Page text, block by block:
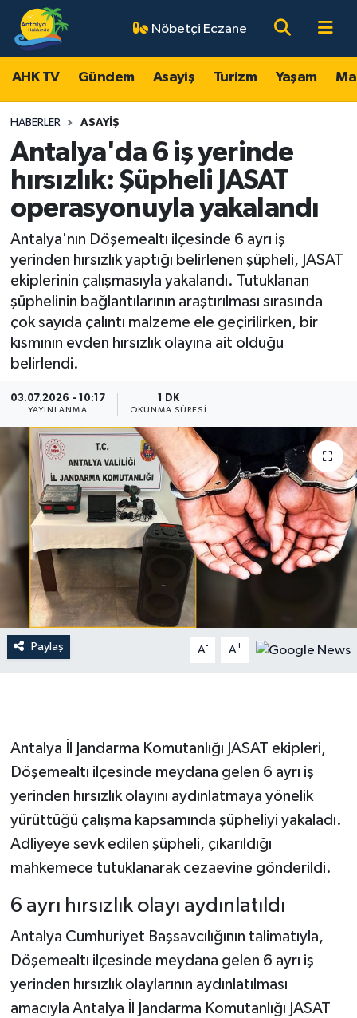
Nöbetçi Eczane
AHK TV Gündem Asayiş Turizm Yaşam
HABERLER ASAYIŞ
Antalya'da 6 iş yerinde
hırsızlık: Şüpheli JASAT
operasyonuyla yakalandı
Antalya'nın Döşemealtı ilçesinde 6 ayrı iş
yerinden hırsızlık yaptığı belirlenen şüpheli, JASAT
ekiplerinin çalışmasıyla yakalandı. Tutuklanan
şüphelinin bağlantılarının araştırılması sırasında
çok sayıda çalıntı malzeme ele geçirilirken, bir
kısmının evden hırsızlık olayına ait olduğu
belirlendi.
03.07.2026 - 10:17
YAYINLANMA
1 DK
OKUNMA SÜRESI
Paylaş A- A+
Antalya İl Jandarma Komutanlığı JASAT ekipleri,
Döşemealtı ilçesinde meydana gelen 6 ayrı iş
yerinden hırsızlık olayını aydınlatmaya yönelik
yürüttüğü çalışma kapsamında şüpheliyi yakaladı.
Adliyeye sevk edilen şüpheli, çıkarıldığı
mahkemece tutuklanarak cezaevine gönderildi.
6 ayrı hırsızlık olayı aydınlatıldı
Antalya Cumhuriyet Başsavcılığının talimatıyla,
Döşemealtı ilçesinde meydana gelen 6 ayrı iş
yerinden hırsızlık olaylarının aydınlatılması
amacıyla Antalya İl Jandarma Komutanlığı JASAT
AHK TV
Gündem
Asayiş
Turizm
Magazin
Ekonomi
Spor
Resmi Reklamlar
Antalya Nöbetçi Eczaneler
Antalya Hava Durumu
Antalya Namaz Vakitleri
Antalya Trafik Yoğunluk Haritası
Süper Lig Puan Durumu ve Fikstür
Tüm Manşetler
Son Dakika Haberleri
Haber Arşivi